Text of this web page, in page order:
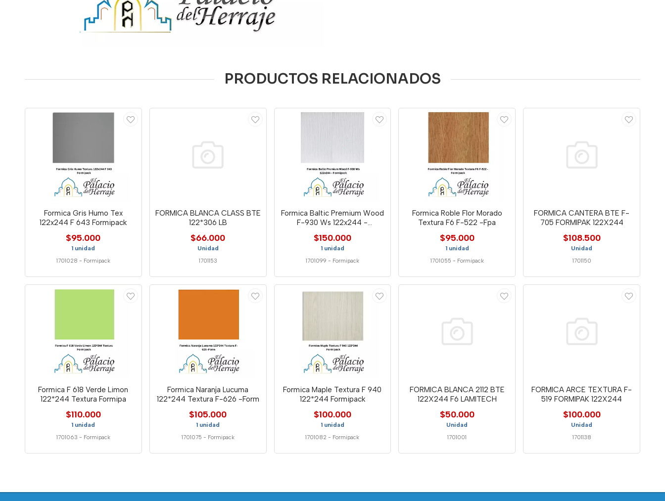
PRODUCTOS RELACIONADOS
Formica Gris Humo Tex
122x244 F 643 Formipack
$95.000
1 unidad
1701028 - Formipack
FORMICA BLANCA CLASS BTE
122*306 LB
$66.000
Unidad
1701153
Formica Baltic Premium Wood
F-930 Ws 122x244 -
Formipack
$150.000
1 unidad
1701099 - Formipack
Formica Roble Flor Morado
Textura F6 F-522 -Fpa
$95.000
1 unidad
1701055 - Formipack
FORMICA CANTERA BTE F-
705 FORMIPAK 122X244
$108.500
Unidad
1701150
Formica F 618 Verde Limon
122*244 Textura Formipa
$110.000
1 unidad
1701063 - Formipack
Formica Naranja Lucuma
122*244 Textura F-626 -Form
$105.000
1 unidad
1701075 - Formipack
Formica Maple Textura F 940
122*244 Formipack
$100.000
1 unidad
1701082 - Formipack
FORMICA BLANCA 2112 BTE
122X244 F6 LAMITECH
$50.000
Unidad
1701001
FORMICA ARCE TEXTURA F-
519 FORMIPAK 122X244
$100.000
Unidad
1701138